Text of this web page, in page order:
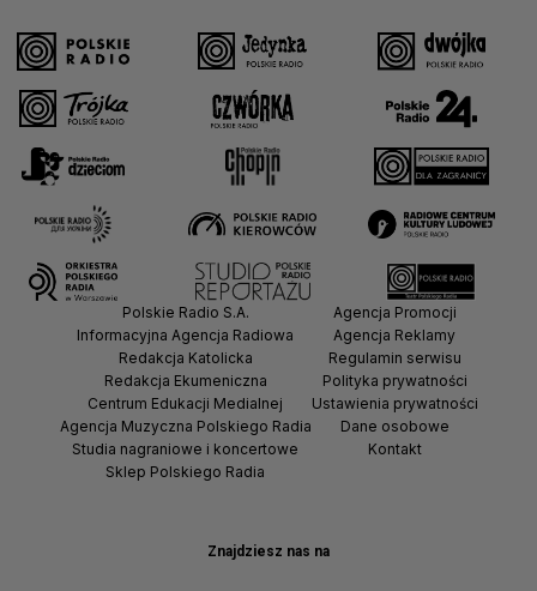
Znajdziesz nas na
Polskie Radio S.A.
Informacyjna Agencja Radiowa
Redakcja Katolicka
Redakcja Ekumeniczna
Centrum Edukacji Medialnej
Agencja Muzyczna Polskiego Radia
Studia nagraniowe i koncertowe
Sklep Polskiego Radia
Agencja Promocji
Agencja Reklamy
Regulamin serwisu
Polityka prywatności
Ustawienia prywatności
Dane osobowe
Kontakt